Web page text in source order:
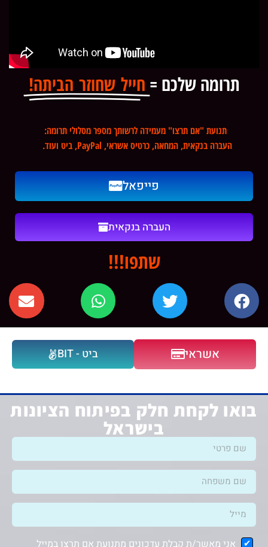
תרומה שלכם = חייל שחוזר הביתה!
תנועת "אם תרצו" מעמידה לרשותך מספר מסלולי תרומה:
העברה בנקאית, המחאה, כרטיס אשראי, PayPal, ביט ועוד.
פייפאל
העברה בנקאית
שתפו!!!
אשראי ביט - BIT
בואו לקחת חלק בפיתוח הציונות
בישראל